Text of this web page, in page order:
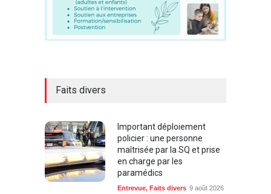
Faits divers
Important déploiement
policier : une personne
maîtrisée par la SQ et prise
en charge par les
paramédics
Entrevue, Faits divers 9 août 2026